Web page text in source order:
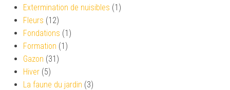
Extermination de nuisibles (1)
Fleurs (12)
Fondations (1)
Formation (1)
Gazon (31)
Hiver (5)
La faune du jardin (3)